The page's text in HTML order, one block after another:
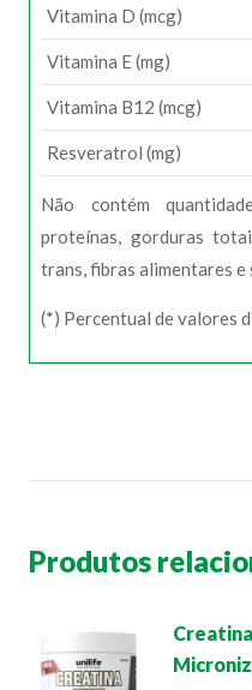
Vitamina D (mcg)
Vitamina E (mg)
Vitamina B12 (mcg)
Resveratrol (mg)
Não contém
proteínas, gorduras
trans, fibras alimentares e
(*) Percentual de valores
Produtos